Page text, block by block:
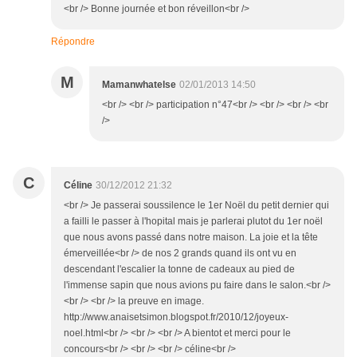
<br /> Bonne journée et bon réveillon<br />
Répondre
M Mamanwhatelse 02/01/2013 14:50
<br /> <br /> participation n°47<br /> <br /> <br /> <br
/>
C Céline 30/12/2012 21:32
<br /> Je passerai soussilence le 1er Noël du petit dernier qui
a failli le passer à l'hopital mais je parlerai plutot du 1er noël
que nous avons passé dans notre maison. La joie et la tête
émerveillée<br /> de nos 2 grands quand ils ont vu en
descendant l'escalier la tonne de cadeaux au pied de
l'immense sapin que nous avions pu faire dans le salon.<br />
<br /> <br /> la preuve en image.
http://www.anaisetsimon.blogspot.fr/2010/12/joyeux-
noel.html<br /> <br /> <br /> A bientot et merci pour le
concours<br /> <br /> <br /> céline<br />